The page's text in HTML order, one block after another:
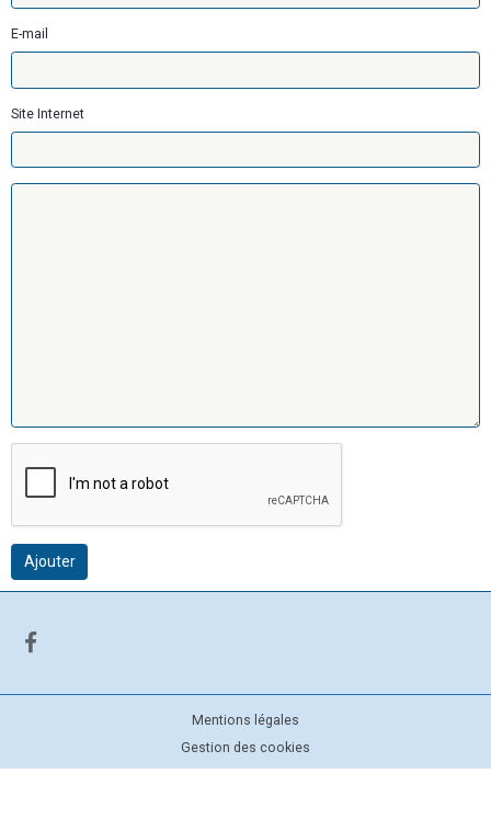
E-mail
Site Internet
Ajouter
Mentions légales
Gestion des cookies